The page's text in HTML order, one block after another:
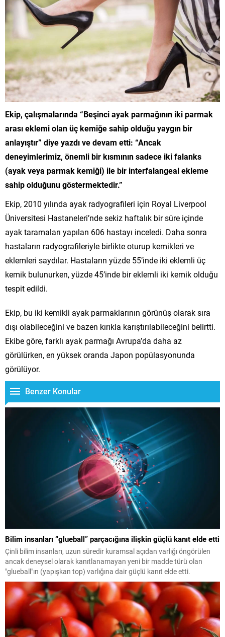
Ekip, çalışmalarında “Beşinci ayak parmağının iki parmak
arası eklemi olan üç kemiğe sahip olduğu yaygın bir
anlayıştır” diye yazdı ve devam etti: “Ancak
deneyimlerimiz, önemli bir kısmının sadece iki falanks
(ayak veya parmak kemiği) ile bir interfalangeal ekleme
sahip olduğunu göstermektedir.”
Ekip, 2010 yılında ayak radyografileri için Royal Liverpool
Üniversitesi Hastaneleri’nde sekiz haftalık bir süre içinde
ayak taramaları yapılan 606 hastayı inceledi. Daha sonra
hastaların radyografileriyle birlikte oturup kemikleri ve
eklemleri saydılar. Hastaların yüzde 55’inde iki eklemli üç
kemik bulunurken, yüzde 45’inde bir eklemli iki kemik olduğu
tespit edildi.
Ekip, bu iki kemikli ayak parmaklarının görünüş olarak sıra
dışı olabileceğini ve bazen kırıkla karıştırılabileceğini belirtti.
Ekibe göre, farklı ayak parmağı Avrupa’da daha az
görülürken, en yüksek oranda Japon popülasyonunda
görülüyor.
Benzer Konular
Bilim insanları “glueball” parçacığına ilişkin güçlü kanıt elde etti
Çinli bilim insanları, uzun süredir kuramsal açıdan varlığı öngörülen
ancak deneysel olarak kanıtlanamayan yeni bir madde türü olan
"glueball"ın (yapışkan top) varlığına dair güçlü kanıt elde etti.